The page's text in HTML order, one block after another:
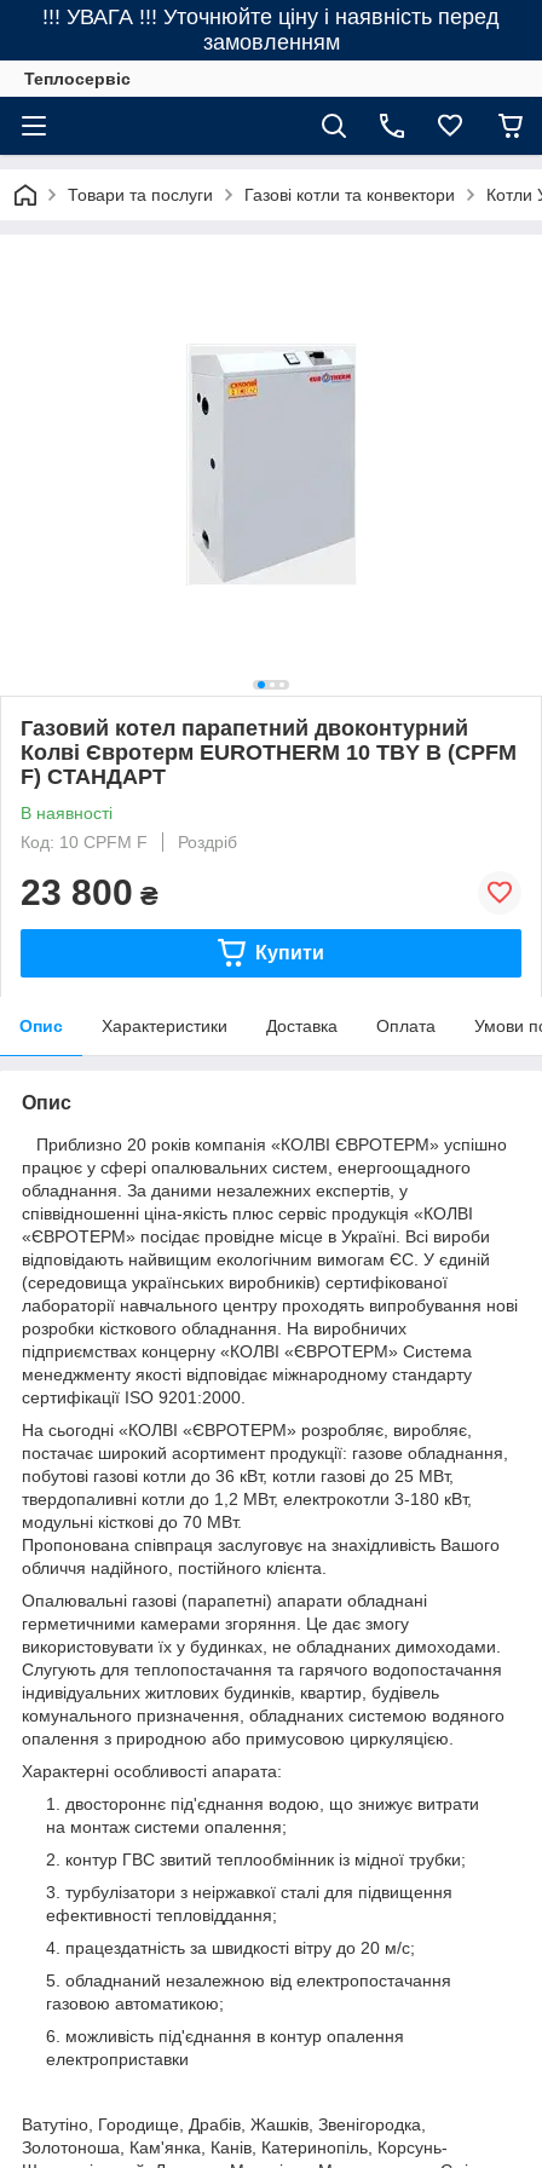
!!! УВАГА !!! Уточнюйте ціну і наявність перед
замовленням
Теплосервіс
Товари та послуги Газові котли та конвектори Котли
Газовий котел парапетний двоконтурний
Колві Євротерм EUROTHERM 10 TBY B (CPFM
F) СТАНДАРТ
В наявності
Код: 10 CPFM F
Роздріб
23 800 ₴
Купити
Опис Характеристики Доставка Оплата Умови
Опис
Приблизно 20 років компанія «КОЛВІ ЄВРОТЕРМ» успішно
працює у сфері опалювальних систем, енергоощадного
обладнання. За даними незалежних експертів, у
співвідношенні ціна-якість плюс сервіс продукція «КОЛВІ
«ЄВРОТЕРМ» посідає провідне місце в Україні. Всі вироби
відповідають найвищим екологічним вимогам ЄС. У єдиній
(середовища українських виробників) сертифікованої
лабораторії навчального центру проходять випробування нові
розробки кісткового обладнання. На виробничих
підприємствах концерну «КОЛВІ «ЄВРОТЕРМ» Система
менеджменту якості відповідає міжнародному стандарту
сертифікації ISO 9201:2000.
На сьогодні «КОЛВІ «ЄВРОТЕРМ» розробляє, виробляє,
постачає широкий асортимент продукції: газове обладнання,
побутові газові котли до 36 кВт, котли газові до 25 МВт,
твердопаливні котли до 1,2 МВт, електрокотли 3-180 кВт,
модульні кісткові до 70 МВт.
Пропонована співпраця заслуговує на знахідливість Вашого
обличчя надійного, постійного клієнта.
Опалювальні газові (парапетні) апарати обладнані
герметичними камерами згоряння. Це дає змогу
використовувати їх у будинках, не обладнаних димоходами.
Слугують для теплопостачання та гарячого водопостачання
індивідуальних житлових будинків, квартир, будівель
комунального призначення, обладнаних системою водяного
опалення з природною або примусовою циркуляцією.
Характерні особливості апарата:
двостороннє під'єднання водою, що знижує витрати
на монтаж системи опалення;
контур ГВС звитий теплообмінник із мідної трубки;
турбулізатори з неіржавкої сталі для підвищення
ефективності тепловіддання;
працездатність за швидкості вітру до 20 м/с;
обладнаний незалежною від електропостачання
газовою автоматикою;
можливість під'єднання в контур опалення
електроприставки
Ватутіно, Городище, Драбів, Жашків, Звенігородка,
Золотоноша, Кам'янка, Канів, Катеринопіль, Корсунь-